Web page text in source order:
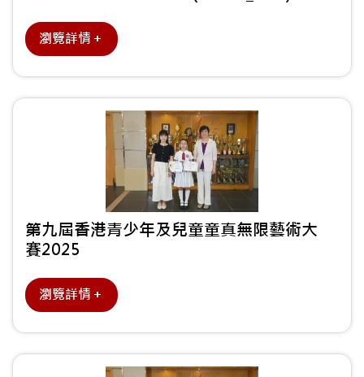
瀏覽詳情＋
第九屆香港青少年及兒童童真無限藝術大
賽2025
瀏覽詳情＋